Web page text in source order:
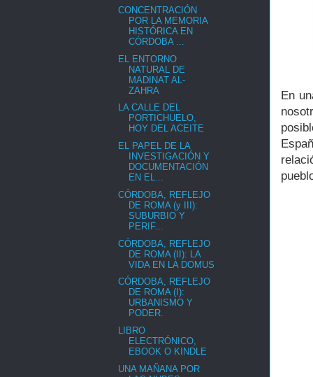
En
CONCENTRACIÓN
POR LA MEMORIA
HISTÓRICA EN
CÓRDOBA ...
EL ENTORNO
NATURAL DE
MADINAT AL-
ZAHRA
LA CALLE DEL
PORTICHUELO,
HOY DEL ACEITE
EL PAPEL DE LA
INVESTIGACIÓN Y
DOCUMENTACIÓN
EN EL...
CÓRDOBA, REFLEJO
DE ROMA (y III):
SUBURBIO Y
PERIF...
CÓRDOBA, REFLEJO
DE ROMA (II): LA
VIDA EN LA DOMUS
CÓRDOBA, REFLEJO
DE ROMA (I):
URBANISMO Y
PODER.
LIBRO
ELECTRÓNICO,
EBOOK O KINDLE
UNA MAÑANA POR